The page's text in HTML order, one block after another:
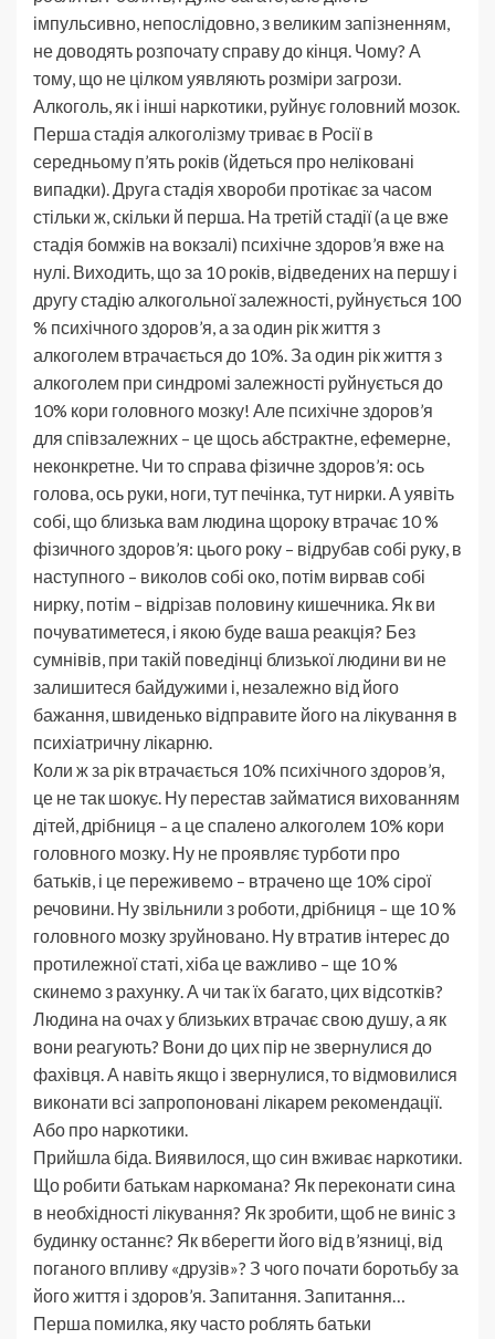
імпульсивно, непослідовно, з великим запізненням,
не доводять розпочату справу до кінця. Чому? А
тому, що не цілком уявляють розміри загрози.
Алкоголь, як і інші наркотики, руйнує головний мозок.
Перша стадія алкоголізму триває в Росії в
середньому п’ять років (йдеться про неліковані
випадки). Друга стадія хвороби протікає за часом
стільки ж, скільки й перша. На третій стадії (а це вже
стадія бомжів на вокзалі) психічне здоров’я вже на
нулі. Виходить, що за 10 років, відведених на першу і
другу стадію алкогольної залежності, руйнується 100
% психічного здоров’я, а за один рік життя з
алкоголем втрачається до 10%. За один рік життя з
алкоголем при синдромі залежності руйнується до
10% кори головного мозку! Але психічне здоров’я
для співзалежних – це щось абстрактне, ефемерне,
неконкретне. Чи то справа фізичне здоров’я: ось
голова, ось руки, ноги, тут печінка, тут нирки. А уявіть
собі, що близька вам людина щороку втрачає 10 %
фізичного здоров’я: цього року – відрубав собі руку, в
наступного – виколов собі око, потім вирвав собі
нирку, потім – відрізав половину кишечника. Як ви
почуватиметеся, і якою буде ваша реакція? Без
сумнівів, при такій поведінці близької людини ви не
залишитеся байдужими і, незалежно від його
бажання, швиденько відправите його на лікування в
психіатричну лікарню.
Коли ж за рік втрачається 10% психічного здоров’я,
це не так шокує. Ну перестав займатися вихованням
дітей, дрібниця – а це спалено алкоголем 10% кори
головного мозку. Ну не проявляє турботи про
батьків, і це переживемо – втрачено ще 10% сірої
речовини. Ну звільнили з роботи, дрібниця – ще 10 %
головного мозку зруйновано. Ну втратив інтерес до
протилежної статі, хіба це важливо – ще 10 %
скинемо з рахунку. А чи так їх багато, цих відсотків?
Людина на очах у близьких втрачає свою душу, а як
вони реагують? Вони до цих пір не звернулися до
фахівця. А навіть якщо і звернулися, то відмовилися
виконати всі запропоновані лікарем рекомендації.
Або про наркотики.
Прийшла біда. Виявилося, що син вживає наркотики.
Що робити батькам наркомана? Як переконати сина
в необхідності лікування? Як зробити, щоб не виніс з
будинку останнє? Як вберегти його від в’язниці, від
поганого впливу «друзів»? З чого почати боротьбу за
його життя і здоров’я. Запитання. Запитання…
Перша помилка, яку часто роблять батьки